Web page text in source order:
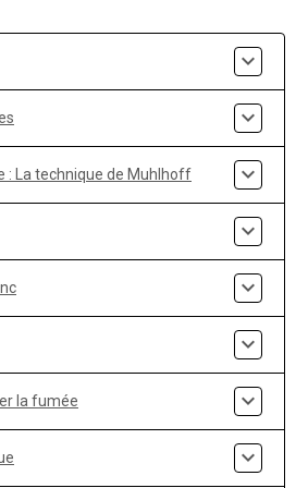
: La technique de Muhlhoff
la fumée